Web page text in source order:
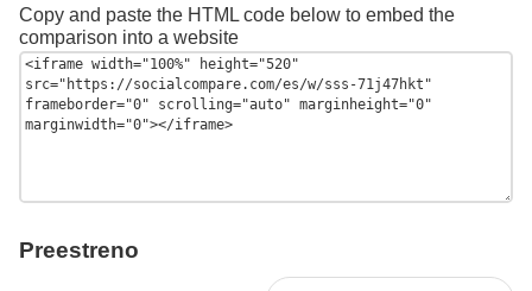
Copy and paste the HTML code below to embed the
comparison into a website
Preestreno